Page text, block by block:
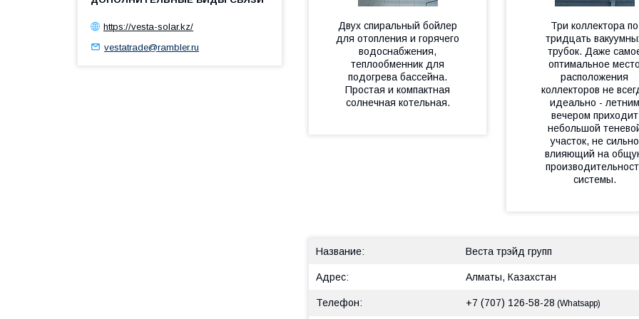
Двух спиральный бойлер
для отопления и горячего
водоснабжения,
теплообменник для
подогрева бассейна.
Простая и компактная
солнечная котельная.
Три коллектора по
тридцать
трубок. Даже
оптимальное место
расположения
коллекторов не
идеально - летним
вечером приходит
небольшой
участок, не сильно
влияющий на
системы.
Веста трэйд групп
Алматы, Казахстан
+7 (707) 126-58-28 Whatsapp
https://vesta-solar.kz/
vestatrade@rambler.ru